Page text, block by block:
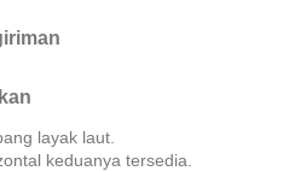
layak laut.
keduanya tersedia.